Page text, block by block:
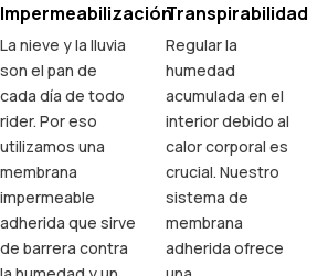
Impermeabilización
La nieve y la lluvia
son el pan de
cada día de todo
rider. Por eso
utilizamos una
membrana
impermeable
adherida que sirve
de barrera contra
Transpirabilidad
Regular la
humedad
acumulada en el
interior debido al
calor corporal es
crucial. Nuestro
sistema de
membrana
adherida ofrece